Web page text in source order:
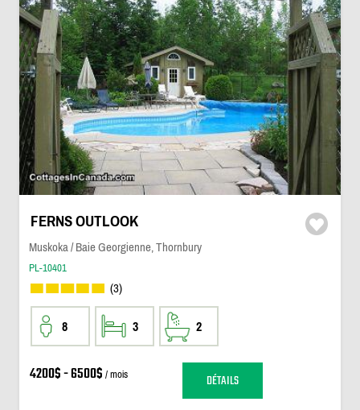
FERNS OUTLOOK
Muskoka / Baie Georgienne, Thornbury
PL-10401
(3)
8 3 2
4200$ - 6500$ / mois DÉTAILS